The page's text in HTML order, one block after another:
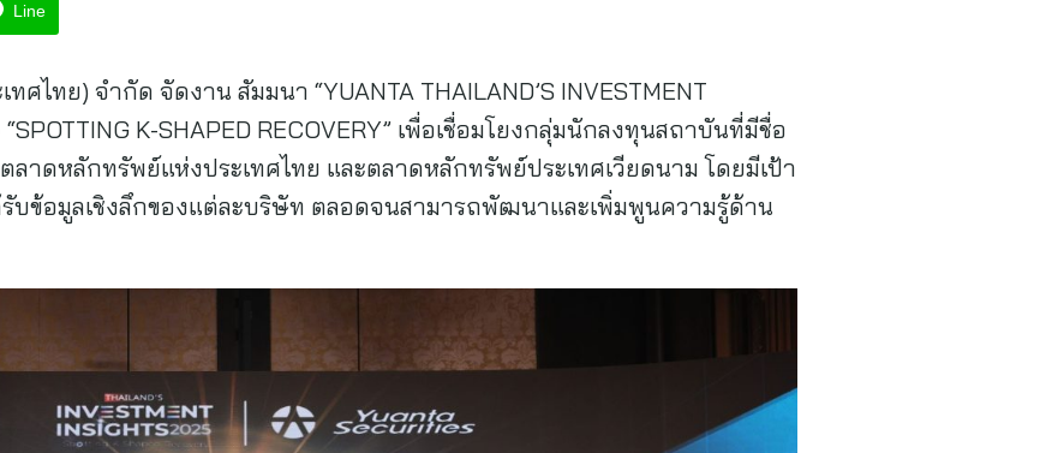
Line
ไทย) จำกัด จัดงาน สัมมนา “YUANTA THAILAND’S INVESTMENT
K-SHAPED RECOVERY” เพื่อเชื่อมโยงกลุ่มนักลงทุนสถาบันที่มีชื่อ
ลาดหลักทรัพย์แห่งประเทศไทย และตลาดหลักทรัพย์ประเทศเวียดนาม โดยมีเป้า
บข้อมูลเชิงลึกของแต่ละบริษัท ตลอดจนสามารถพัฒนาและเพิ่มพูนความรู้ด้าน